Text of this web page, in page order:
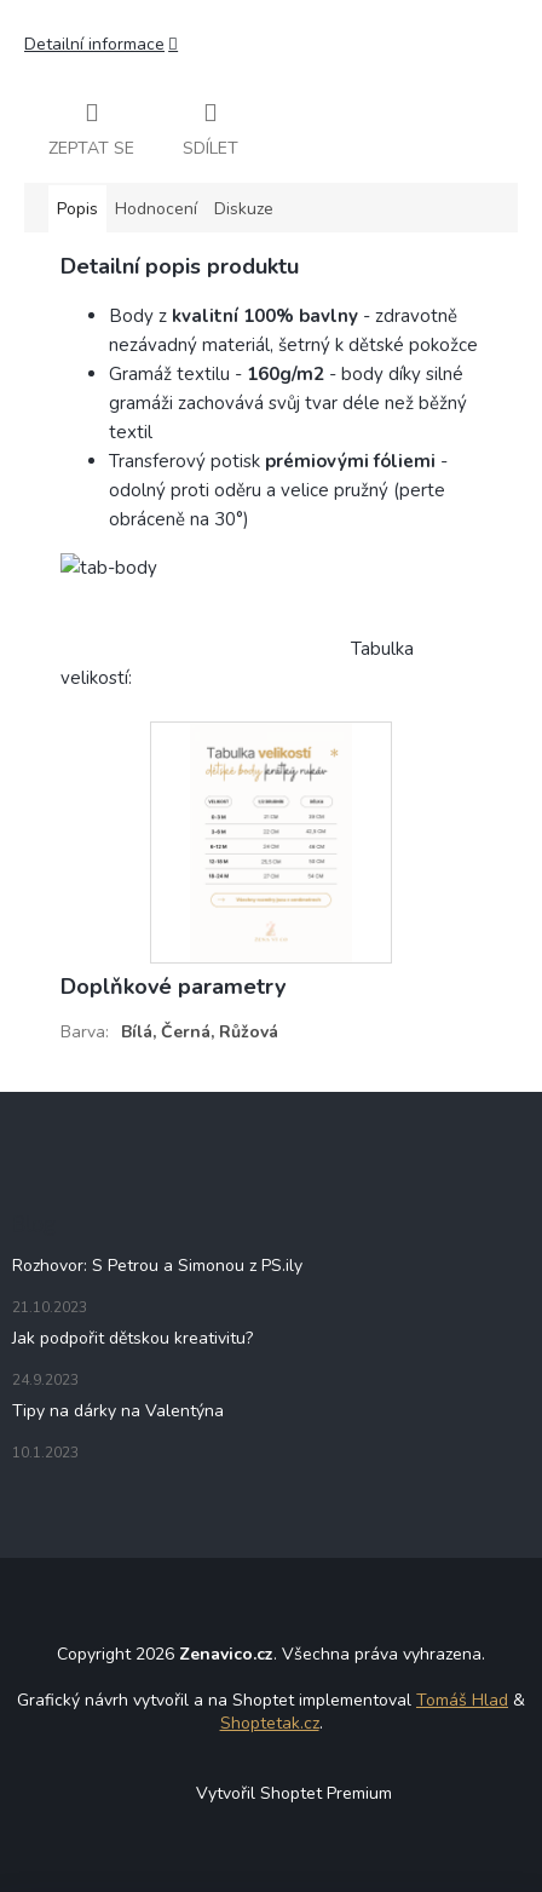
Detailní informace
ZEPTAT SE SDÍLET
Popis Hodnocení Diskuze
Detailní popis produktu
Body z kvalitní 100% bavlny - zdravotně
nezávadný materiál, šetrný k dětské pokožce
Gramáž textilu - 160g/m2 - body díky silné
gramáži zachovává svůj tvar déle než běžný
textil
Transferový potisk prémiovými fóliemi -
odolný proti oděru a velice pružný (perte
obráceně na 30°)
Tabulka
velikostí:
Doplňkové parametry
Barva: Bílá, Černá, Růžová
Rozhovor: S Petrou a Simonou z PS.ily
21.10.2023
Jak podpořit dětskou kreativitu?
24.9.2023
Tipy na dárky na Valentýna
10.1.2023
Copyright 2026 Zenavico.cz. Všechna práva vyhrazena.
Grafický návrh vytvořil a na Shoptet implementoval Tomáš Hlad &
Shoptetak.cz.
Vytvořil Shoptet Premium